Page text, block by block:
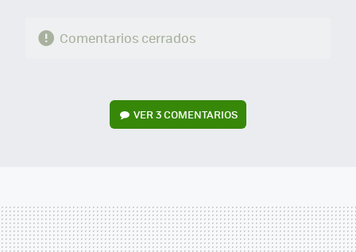
Comentarios cerrados
VER3 COMENTARIOS